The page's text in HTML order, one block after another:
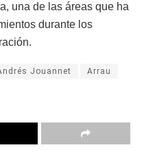
una de las áreas que ha
durante los
Jouannet Arrau